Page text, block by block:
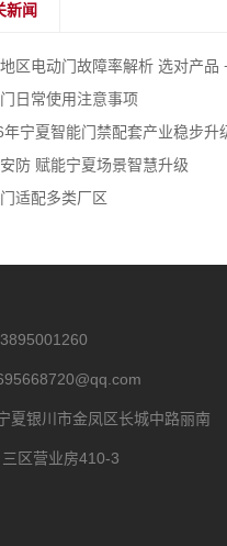
新闻
电动门故障率解析 选对产品 + 规范养护可大幅降
日常使用注意事项
宁夏智能门禁配套产业稳步升级 适配厂区园
防 赋能宁夏场景智慧升级
适配多类厂区
夏银川市金凤区长城中路丽
业房410-3